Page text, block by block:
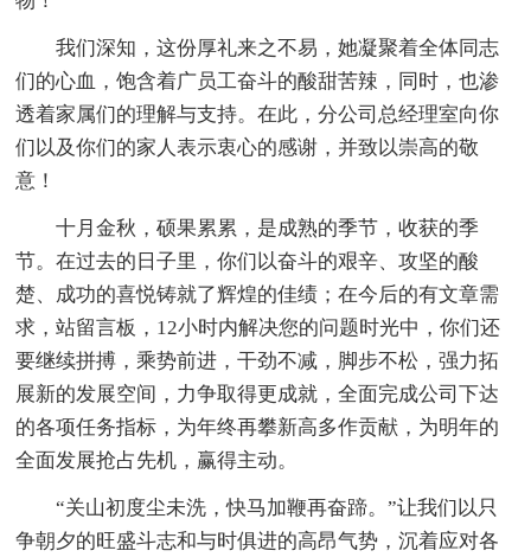
我们深知，这份厚礼来之不易，她凝聚着全体同志
们的心血，饱含着广员工奋斗的酸甜苦辣，同时，也渗
透着家属们的理解与支持。在此，分公司总经理室向你
们以及你们的家人表示衷心的感谢，并致以崇高的敬
意！
十月金秋，硕果累累，是成熟的季节，收获的季
节。在过去的日子里，你们以奋斗的艰辛、攻坚的酸
楚、成功的喜悦铸就了辉煌的佳绩；在今后的有文章需
求，站留言板，12小时内解决您的问题时光中，你们还
要继续拼搏，乘势前进，干劲不减，脚步不松，强力拓
展新的发展空间，力争取得更成就，全面完成公司下达
的各项任务指标，为年终再攀新高多作贡献，为明年的
全面发展抢占先机，赢得主动。
“关山初度尘未洗，快马加鞭再奋蹄。”让我们以只
争朝夕的旺盛斗志和与时俱进的高昂气势，沉着应对各